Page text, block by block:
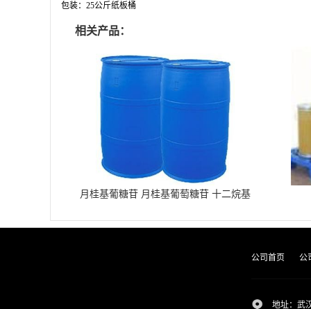
包装： 25公斤纸板桶
相关产品：
月桂基葡糖苷 月桂基葡萄糖苷 十二烷基
公司首页 公
地址：武